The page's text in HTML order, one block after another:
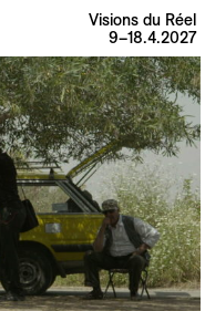
Visions du Réel
9–18.4.2027